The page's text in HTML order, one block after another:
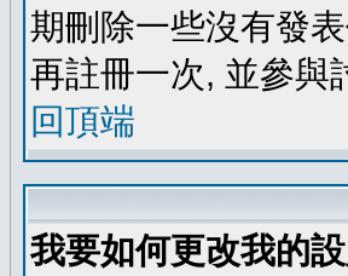
期刪除一些沒有發
再註冊一次, 並參與
回頂端
我要如何更改我的